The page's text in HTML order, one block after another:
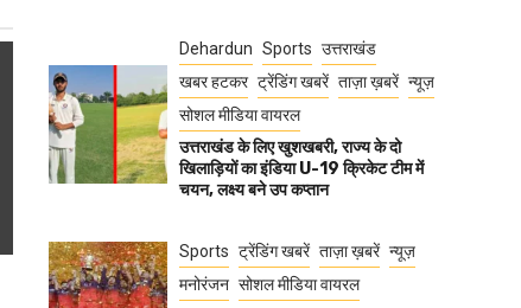
Dehardun Sports उत्तराखंड
खबर हटकर ट्रेंडिंग खबरें ताज़ा ख़बरें न्यूज़
सोशल मीडिया वायरल
उत्तराखंड के लिए खुशखबरी, राज्य के दो
खिलाड़ियों का इंडिया U-19 क्रिकेट टीम में
चयन, लक्ष्य बने उप कप्तान
Sports ट्रेंडिंग खबरें ताज़ा ख़बरें न्यूज़
मनोरंजन सोशल मीडिया वायरल